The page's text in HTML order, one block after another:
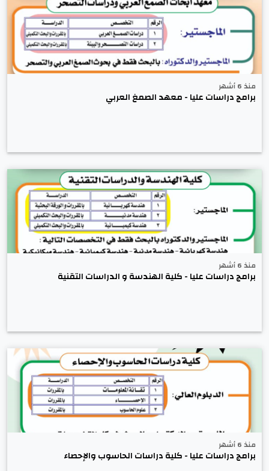
منذ 6 أشهر
برامج دراسات عليا - معهد الصمغ العربي
منذ 6 أشهر
برامج دراسات عليا - كلية الهندسة و الدراسات التقنية
منذ 6 أشهر
برامج دراسات عليا - كلية دراسات الحاسوب والإحصاء